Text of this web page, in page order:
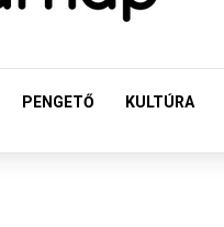
PENGETŐ KULTÚRA